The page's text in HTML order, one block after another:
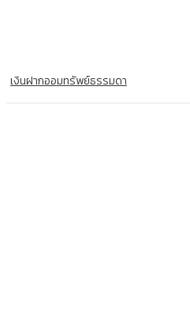
เงินฝากออมทรัพย์ธรรมดา